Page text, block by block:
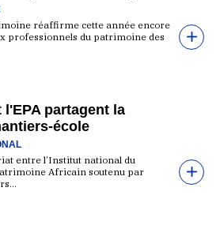
réaffirme cette année encore
professionnels du patrimoine des
partagent la
école
entre l’Institut national du
Africain soutenu par